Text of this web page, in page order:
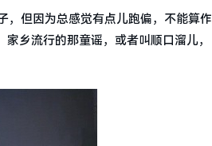
，但因为总感觉有点儿跑偏，不能算作
乡流行的那童谣，或者叫顺口溜儿，